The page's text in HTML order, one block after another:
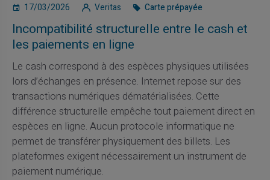
17/03/2026 Veritas Carte prépayée
Incompatibilité structurelle entre le cash et
les paiements en ligne
Le cash correspond à des espèces physiques utilisées
lors d’échanges en présence. Internet repose sur des
transactions numériques dématérialisées. Cette
différence structurelle empêche tout paiement direct en
espèces en ligne. Aucun protocole informatique ne
permet de transférer physiquement des billets. Les
plateformes exigent nécessairement un instrument de
paiement numérique.